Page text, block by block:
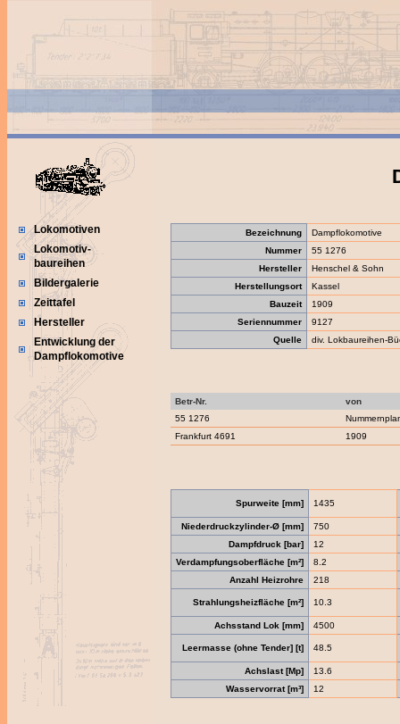
Lokomotiven
Lokomotiv-
baureihen
Bildergalerie
Zeittafel
Hersteller
Entwicklung der
Dampflokomotive
Bezeichnung
Dampflokomotive
Nummer
55 1276
Hersteller
Henschel & Sohn
Herstellungsort
Kassel
Bauzeit
1909
Seriennummer
9127
Quelle
div. Lokbaureihen-
Betr-Nr.
von
55 1276
Frankfurt 4691
1909
Spurweite [mm] 1435
Niederdruckzylinder-Ø [mm]
750
Dampfdruck [bar]
12
Verdampfungsoberfläche [m²]
8.2
Anzahl Heizrohre
218
Strahlungsheizfläche [m²] 10.3
Achsstand Lok [mm] 4500
Leermasse (ohne Tender] [t] 48.5
Achslast [Mp]
13.6
Wasservorrat [m³]
12